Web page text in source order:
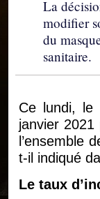
La
modifier
du
sanitaire.
Ce lundi, le
janvier 2021
l’ensemble
t-il indiqué
Le taux